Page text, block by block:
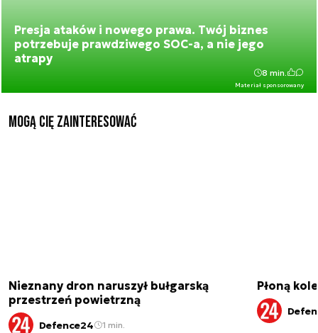
Presja ataków i nowego prawa. Twój biznes
potrzebuje prawdziwego SOC-a, a nie jego
atrapy
Materiał sponsorowany
8 min.
Mogą Cię zainteresować
Nieznany dron naruszył bułgarską
przestrzeń powietrzną
Defence24 1 min.
Płoną